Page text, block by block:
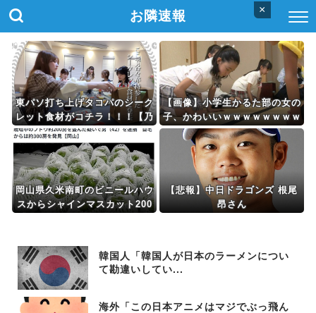
×
お隣速報
東パソ打ち上げタコパのシーク
レット食材がコチラ！！！【乃
木坂46】
【画像】小学生かるた部の女の
子、かわいいｗｗｗｗｗｗｗｗ
ｗ
岡山県久米南町のビニールハウ
スからシャインマスカット200
房発見
【悲報】中日ドラゴンズ 根尾
昂さん
韓国人「韓国人が日本のラーメンについ
て勘違いしてい...
海外「この日本アニメはマジでぶっ飛ん